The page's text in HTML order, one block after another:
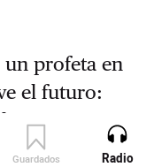
Guardados Revista
profeta en
el futuro:
aparato
este país y al
Radio